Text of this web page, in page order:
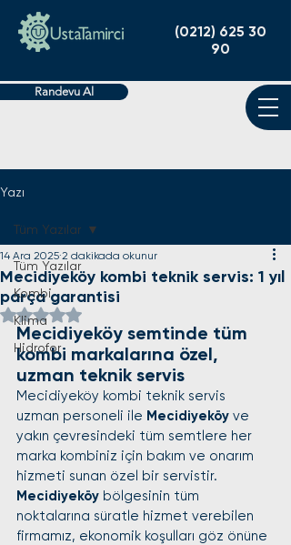
(0212) 625 30
90
Randevu Al
Yazı
Tüm Yazılar
Kombi
Klima
Hidrofor
Tüm Yazılar
Mecidiyeköy kombi teknik servis: 1 yıl
parça garantisi
14 Ara 2025 2 dakikada okunur
5 üzerinden NaN yıldız
Mecidiyeköy semtinde tüm
kombi markalarına özel,
uzman teknik servis
Mecidiyeköy kombi teknik servis
uzman personeli ile Mecidiyeköy ve
yakın çevresindeki tüm semtlere her
marka kombiniz için bakım ve onarım
hizmeti sunan özel bir servistir.
Mecidiyeköy bölgesinin tüm
noktalarına süratle hizmet verebilen
firmamız, ekonomik koşulları göz önüne